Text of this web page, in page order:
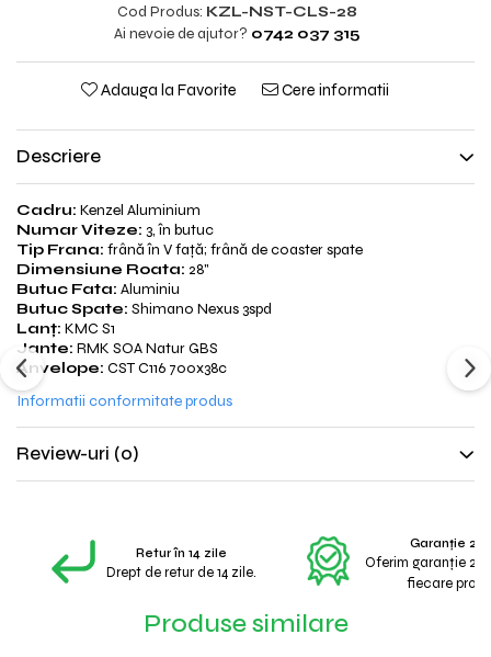
Cod Produs: KZL-NST-CLS-28
Ai nevoie de ajutor? 0742 037 315
Adauga la Favorite Cere informatii
Descriere
Cadru: Kenzel Aluminium
Numar Viteze: 3, în butuc
Tip Frana: frână în V față; frână de coaster spate
Dimensiune Roata: 28"
Butuc Fata: Aluminiu
Butuc Spate: Shimano Nexus 3spd
Lanț: KMC S1
Jante: RMK SOA Natur GBS
Anvelope: CST C116 700x38c
Informatii conformitate produs
Review-uri (0)
Retur în 14 zile
Drept de retur de 14 zile.
Garanție 2
Oferim garanție 2
fiecare
Produse similare